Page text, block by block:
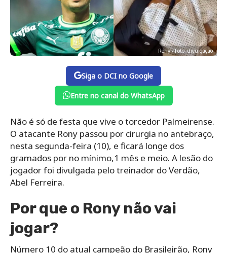
Rony - Foto: divulgação
Siga o DCI no Google
Entre no canal do WhatsApp
Não é só de festa que vive o torcedor Palmeirense.
O atacante Rony passou por cirurgia no antebraço,
nesta segunda-feira (10), e ficará longe dos
gramados por no mínimo,1 mês e meio. A lesão do
jogador foi divulgada pelo treinador do Verdão,
Abel Ferreira.
Por que o Rony não vai
jogar?
Número 10 do atual campeão do Brasileirão, Rony